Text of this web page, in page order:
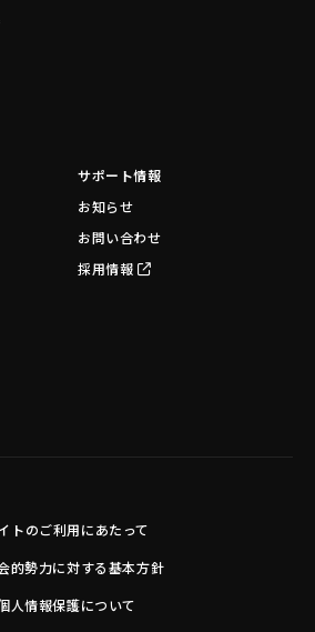
サポート情報
お知らせ
お問い合わせ
採用情報
トのご利用にあたって
的勢力に対する基本方針
人情報保護について